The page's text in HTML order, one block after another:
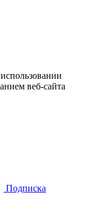
веб-сайта
Подписка